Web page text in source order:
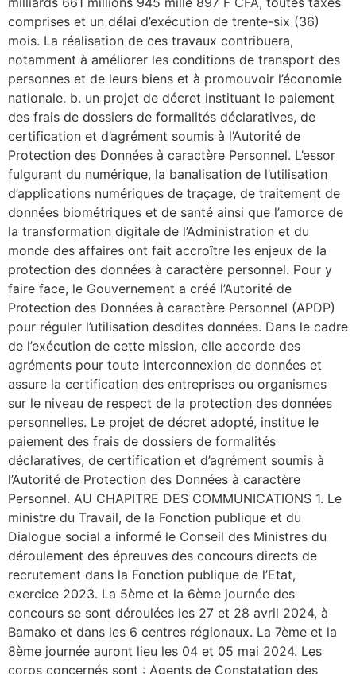
comprises et un délai d’exécution de trente-six (36)
mois. La réalisation de ces travaux contribuera,
notamment à améliorer les conditions de transport des
personnes et de leurs biens et à promouvoir l’économie
nationale. b. un projet de décret instituant le paiement
des frais de dossiers de formalités déclaratives, de
certification et d’agrément soumis à l’Autorité de
Protection des Données à caractère Personnel. L’essor
fulgurant du numérique, la banalisation de l’utilisation
d’applications numériques de traçage, de traitement de
données biométriques et de santé ainsi que l’amorce de
la transformation digitale de l’Administration et du
monde des affaires ont fait accroître les enjeux de la
protection des données à caractère personnel. Pour y
faire face, le Gouvernement a créé l’Autorité de
Protection des Données à caractère Personnel (APDP)
pour réguler l’utilisation desdites données. Dans le cadre
de l’exécution de cette mission, elle accorde des
agréments pour toute interconnexion de données et
assure la certification des entreprises ou organismes
sur le niveau de respect de la protection des données
personnelles. Le projet de décret adopté, institue le
paiement des frais de dossiers de formalités
déclaratives, de certification et d’agrément soumis à
l’Autorité de Protection des Données à caractère
Personnel. AU CHAPITRE DES COMMUNICATIONS 1. Le
ministre du Travail, de la Fonction publique et du
Dialogue social a informé le Conseil des Ministres du
déroulement des épreuves des concours directs de
recrutement dans la Fonction publique de l’Etat,
exercice 2023. La 5ème et la 6ème journée des
concours se sont déroulées les 27 et 28 avril 2024, à
Bamako et dans les 6 centres régionaux. La 7ème et la
8ème journée auront lieu les 04 et 05 mai 2024. Les
corps concernés sont : Agents de Constatation des